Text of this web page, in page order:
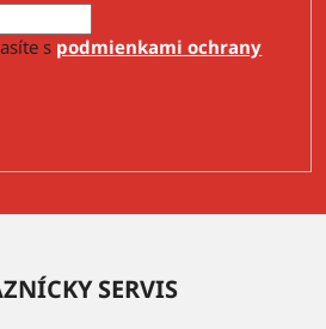
s podmienkami ochrany
SERVIS